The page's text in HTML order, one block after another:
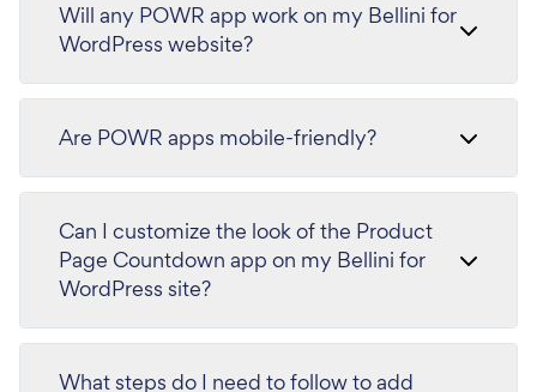
Will any POWR app work on my Bellini for
WordPress website?
Are POWR apps mobile-friendly?
Can I customize the look of the Product
Page Countdown app on my Bellini for
WordPress site?
What steps do I need to follow to add